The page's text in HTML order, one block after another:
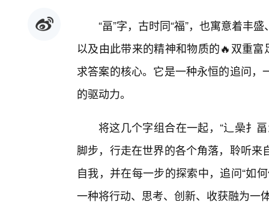
“畐”字，古时同“福”，也寓意着丰
以及由此带来的精神和物质的🔥双重
求答案的核心。它是一种永恒的追问
的驱动力。
将这几个字组合在一起，“辶喿扌
脚步，行走在世界的各个角落，聆听
自我，并在每一步的探索中，追问“如
一种将行动、思考、创新、收获融为一